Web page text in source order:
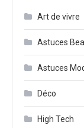
Art de vivre
Astuces
Astuces
Déco
High Tech